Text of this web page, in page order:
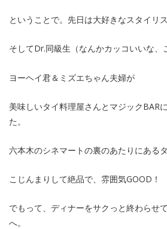
ということで。先日は大好きなスタイリ
そしてDr.同級生（なんかカッコいいな、
ヨーヘイ君＆ミズエちゃん夫婦が
美味しいタイ料理屋さんとマジックBAR
た。
六本木のシネマートの裏のあたりにある
こじんまりして絶品で、雰囲気GOOD！
でもって、ディナーをサクっと終わらせ
へ。